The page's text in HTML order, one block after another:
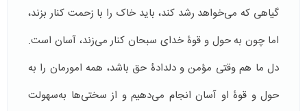
گیاهی که می‌خواهد رشد کند، باید خاک را با زحمت کنار بزند،
اما چون به حول و قوۀ خدای سبحان کنار می‌زند، آسان است.
دل ما هم وقتی مؤمن و دلدادۀ حق باشد، همه امورمان را به
حول و قوۀ او آسان انجام می‌دهیم و از سختی‌ها به‌سهولت